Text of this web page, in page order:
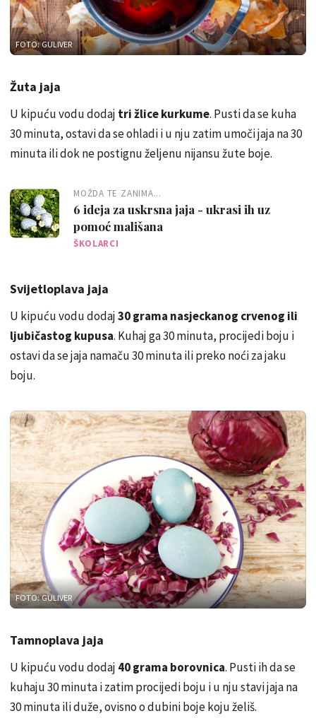
FOTO: GULIVER
Žuta jaja
U kipuću vodu dodaj tri žlice kurkume. Pusti da se kuha
30 minuta, ostavi da se ohladi i u nju zatim umoči jaja na 30
minuta ili dok ne postignu željenu nijansu žute boje.
MOŽDA TE ZANIMA...
6 ideja za uskrsna jaja - ukrasi ih uz
pomoć mališana
ŠKOLARCI
Svijetloplava jaja
U kipuću vodu dodaj30 grama nasjeckanog crvenog ili
ljubičastog kupusa. Kuhaj ga 30 minuta, procijedi boju i
ostavi da se jaja namaču 30 minuta ili preko noći za jaku
boju.
FOTO: GULIVER
Tamnoplava jaja
U kipuću vodu dodaj 40 grama borovnica. Pusti ih da se
kuhaju 30 minuta i zatim procijedi boju i u nju stavi jaja na
30 minuta ili duže, ovisno o dubini boje koju želiš.